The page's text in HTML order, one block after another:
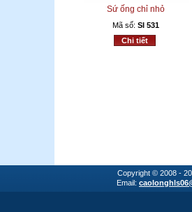
Sứ ống chỉ nhỏ
Mã số: SI 531
Chi tiết
Copyright © 2008 -
Email: